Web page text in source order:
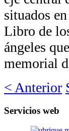
situados
Libro de
ángeles
memorial
< Anterior
Servicios web